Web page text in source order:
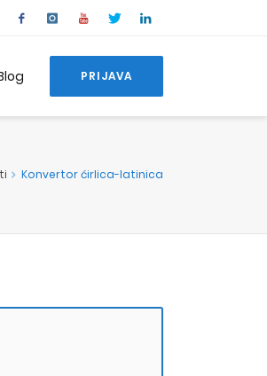
PRIJAVA
Konvertor ćirlica-latinica